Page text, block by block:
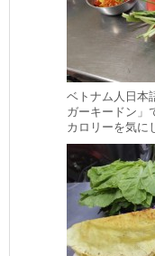
ベトナム人日本
ガーキードン」
カロリーを気に